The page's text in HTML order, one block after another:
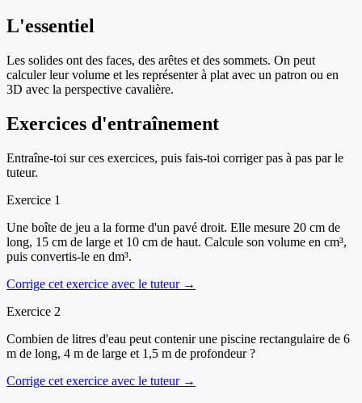
L'essentiel
Les solides ont des faces, des arêtes et des sommets. On peut
calculer leur volume et les représenter à plat avec un patron ou en
3D avec la perspective cavalière.
Exercices d'entraînement
Entraîne-toi sur ces exercices, puis fais-toi corriger pas à pas par le
tuteur.
Exercice 1
Une boîte de jeu a la forme d'un pavé droit. Elle mesure 20 cm de
long, 15 cm de large et 10 cm de haut. Calcule son volume en cm³,
puis convertis-le en dm³.
Corrige cet exercice avec le tuteur →
Exercice 2
Combien de litres d'eau peut contenir une piscine rectangulaire de 6
m de long, 4 m de large et 1,5 m de profondeur ?
Corrige cet exercice avec le tuteur →